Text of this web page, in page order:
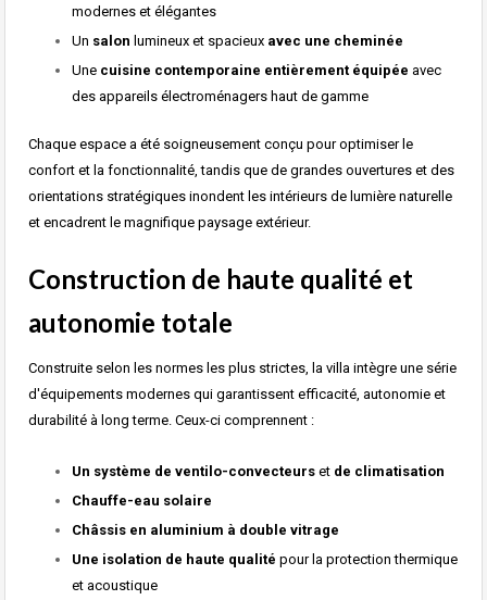
modernes et élégantes
Un salon lumineux et spacieux avec une cheminée
Une cuisine contemporaine entièrement équipée avec
des appareils électroménagers haut de gamme
Chaque espace a été soigneusement conçu pour optimiser le
confort et la fonctionnalité, tandis que de grandes ouvertures et des
orientations stratégiques inondent les intérieurs de lumière naturelle
et encadrent le magnifique paysage extérieur.
Construction de haute qualité et
autonomie totale
Construite selon les normes les plus strictes, la villa intègre une série
d'équipements modernes qui garantissent efficacité, autonomie et
durabilité à long terme. Ceux-ci comprennent :
Un système de ventilo-convecteurs et de climatisation
Chauffe-eau solaire
Châssis en aluminium à double vitrage
Une isolation de haute qualité pour la protection thermique
et acoustique